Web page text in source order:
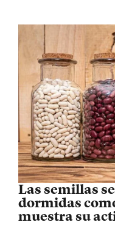
Las semillas
dormidas
muestra su